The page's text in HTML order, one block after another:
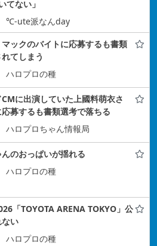
てない」
℃-ute派なんday
ックのバイトに応募するも書類
てしまう
ハロプロの種
に出演していた上國料萌衣さ
募するも書類選考で落ちる
ハロプロちゃん情報局
のおっぱいが揺れる
ハロプロの種
「TOYOTA ARENA TOKYO」公
い
ハロプロの種